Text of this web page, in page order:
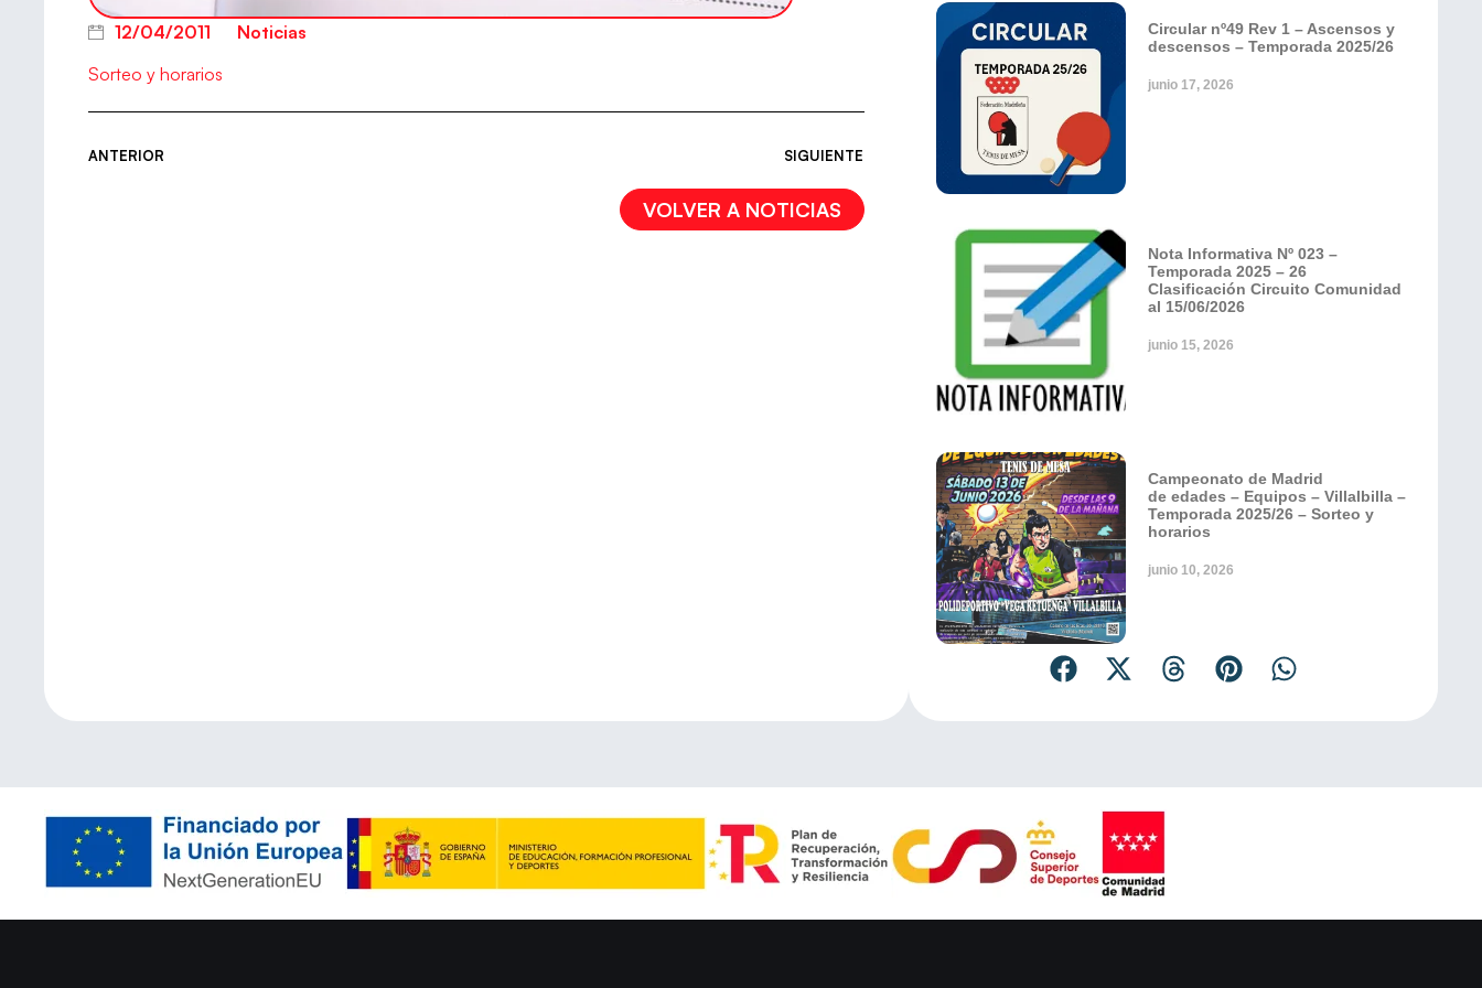
12/04/2011
Noticias
Sorteo y horarios
ANTERIOR SIGUIENTE
VOLVER A NOTICIAS
Circular nº49 Rev 1 – Ascensos y
descensos – Temporada 2025/26
junio 17, 2026
Nota Informativa Nº 023 –
Temporada 2025 – 26
Clasificación Circuito Comunidad
al 15/06/2026
junio 15, 2026
Campeonato de Madrid
de edades – Equipos – Villalbilla –
Temporada 2025/26 – Sorteo y
horarios
junio 10, 2026